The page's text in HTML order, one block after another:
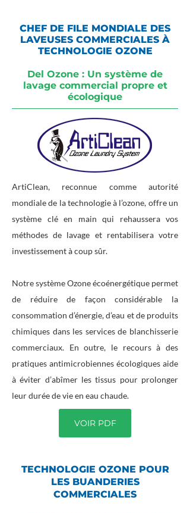
CHEF DE FILE MONDIALE DES
LAVEUSES COMMERCIALES À
TECHNOLOGIE OZONE
Del Ozone : Un système de
lavage commercial propre et
écologique
ArtiClean, reconnue comme autorité
mondiale de la technologie à l’ozone, offre un
système clé en main qui rehaussera vos
méthodes de lavage et rentabilisera votre
investissement à coup sûr.
Notre système Ozone écoénergétique permet
de réduire de façon considérable la
consommation d’énergie, d’eau et de produits
chimiques dans les services de blanchisserie
commerciaux. En outre, le recours à des
pratiques antimicrobiennes écologiques aide
à éviter d’abîmer les tissus pour prolonger
leur durée de vie en eau chaude.
VOIR PDF
TECHNOLOGIE OZONE POUR
LES BUANDERIES
COMMERCIALES